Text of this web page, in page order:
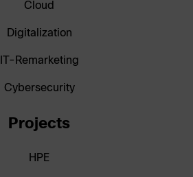
Cloud
Digitalization
IT-Remarketing
Cybersecurity
Projects
HPE